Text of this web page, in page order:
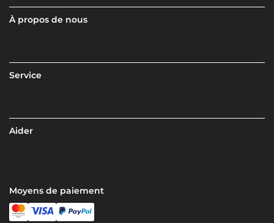
À propos de nous
Service
Aider
Moyens de paiement